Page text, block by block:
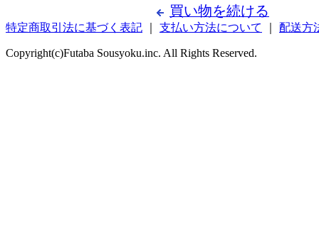
買い物を続ける
特定商取引法に基づく表記 支払い方法について 配送方
Copyright(c)Futaba Sousyoku.inc. All Rights Reserved.